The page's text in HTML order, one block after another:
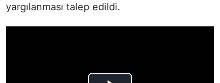
yargılanması talep edildi.